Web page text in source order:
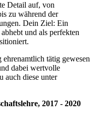
Detail auf, von
zu während der
Dein Ziel: Ein
und als perfekten
tätig gewesen
dabei wertvolle
auch diese unter
2017 - 2020